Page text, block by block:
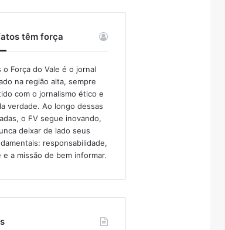
têm força
o Força do Vale é o jornal
na região alta, sempre
com o jornalismo ético e
verdade. Ao longo dessas
o FV segue inovando,
deixar de lado seus
responsabilidade,
e a missão de bem informar.​